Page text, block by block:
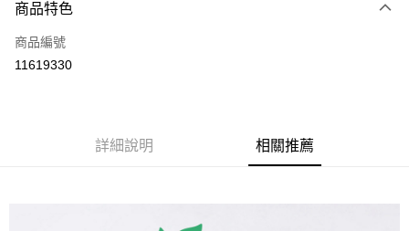
信用卡一次付款
運送方式
商品特色
商品編號
11619330
詳細說明 相關推薦